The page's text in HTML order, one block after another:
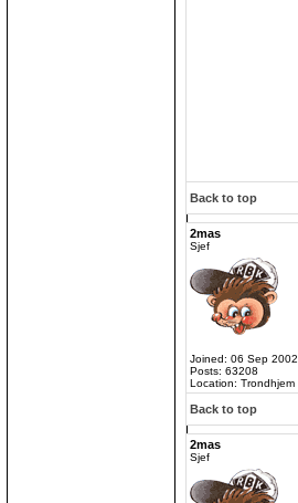
Back to top
2mas
Sjef
Joined: 06 Sep 2002
Posts: 63208
Location: Trondhjem
Back to top
2mas
Sjef